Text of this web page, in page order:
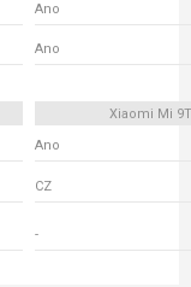
Ano
Ano
Xiaomi Mi 9T
Ano
CZ
-